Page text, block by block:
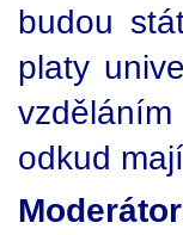
budou
platy
odkud